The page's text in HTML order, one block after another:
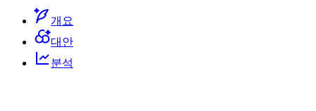
개요
대안
분석